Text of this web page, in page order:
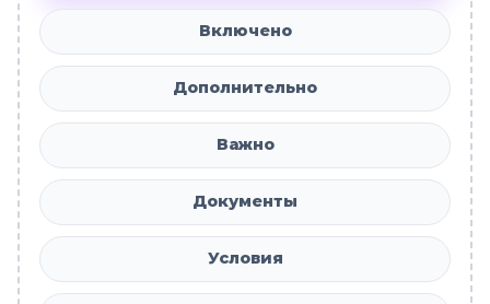
Включено
Дополнительно
Важно
Документы
Условия